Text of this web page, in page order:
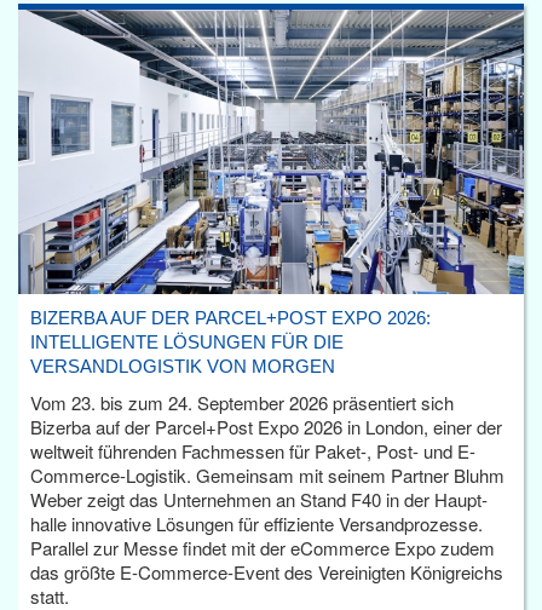
BIZERBA AUF DER PARCEL+POST EXPO 2026:
INTELLIGENTE LÖSUNGEN FÜR DIE
VERSANDLOGISTIK VON MORGEN
Vom 23. bis zum 24. September 2026 präsentiert sich
Bizerba auf der Parcel+Post Expo 2026 in London, einer der
weltweit führenden Fachmessen für Paket-, Post- und E-
Commerce-Logistik. Gemeinsam mit seinem Partner Bluhm
Weber zeigt das Unternehmen an Stand F40 in der Haupt­
halle innovative Lösungen für effiziente Versandprozesse.
Parallel zur Messe findet mit der eCommerce Expo zudem
das größte E-Commerce-Event des Vereinigten Königreichs
statt.